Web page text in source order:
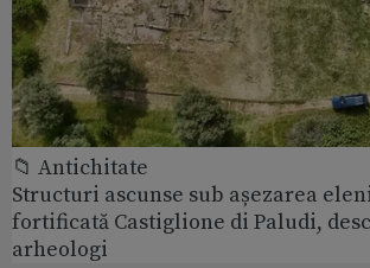
📁 Antichitate
Structuri ascunse sub așezarea
fortificată Castiglione di Paludi,
arheologi